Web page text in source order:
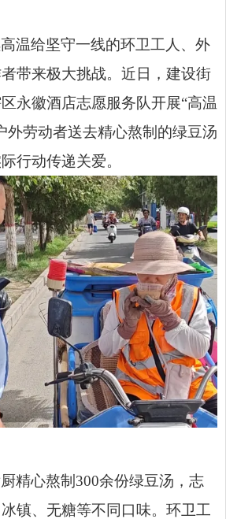
温给坚守一线的环卫工人、外
带来极大挑战。近日，建设街
永徽酒店志愿服务队开展“高温
外劳动者送去精心熬制的绿豆汤
行动传递关爱。
精心熬制300余份绿豆汤，志
镇、无糖等不同口味。环卫工